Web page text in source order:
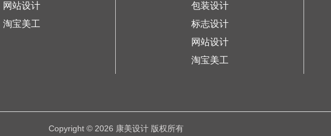
网站设计
淘宝美工
包装设计
标志设计
网站设计
淘宝美工
Copyright © 2026 康美设计 版权所有